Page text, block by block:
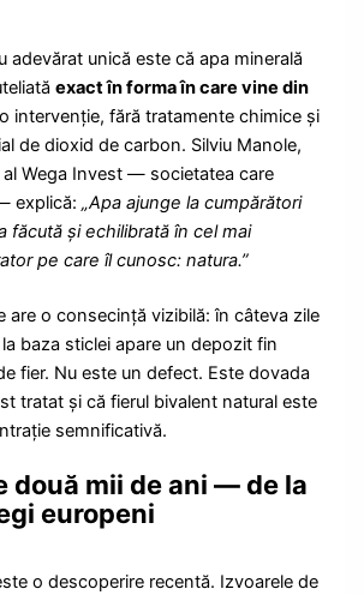
adevărat unică este că apa minerală
exact în forma în care vine din
intervenție, fără tratamente chimice și
de dioxid de carbon. Silviu Manole,
Wega Invest — societatea care
explică:„Apa ajunge la cumpărători
făcută și echilibrată în cel mai
pe care îl cunosc: natura.”
are o consecință vizibilă: în câteva zile
baza sticlei apare un depozit fin
fier. Nu este un defect. Este dovada
tratat și că fierul bivalent natural este
semnificativă.
două mii de ani — de la
europeni
o descoperire recentă. Izvoarele de